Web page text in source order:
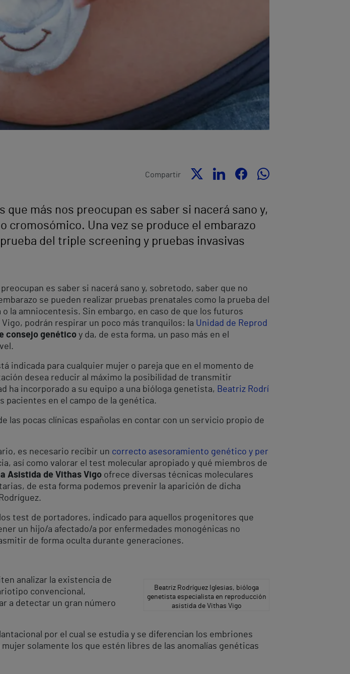
Compartir
que más nos preocupan es saber si nacerá sano y,
cromosómico. Una vez se produce el embarazo
del triple screening y pruebas invasivas
es saber si nacerá sano y, sobretodo, saber que no
se pueden realizar pruebas prenatales como la prueba del
la amniocentesis. Sin embargo, en caso de que los futuros
podrán respirar un poco más tranquilos: la Unidad de Reprod
consejo genético y da, de esta forma, un paso más en el
indicada para cualquier mujer o pareja que en el momento de
desea reducir al máximo la posibilidad de transmitir
ha incorporado a su equipo a una bióloga genetista, Beatriz Rodrí
pacientes en el campo de la genética.
las pocas clínicas españolas en contar con un servicio propio de
es necesario recibir un correcto asesoramiento genético y per
así como valorar el test molecular apropiado y qué miembros de
Asistida de Vithas Vigo ofrece diversas técnicas moleculares
de esta forma podemos prevenir la aparición de dicha
test de portadores, indicado para aquellos progenitores que
un hijo/a afectado/a por enfermedades monogénicas no
de forma oculta durante generaciones.
Beatriz Rodríguez Iglesias, bióloga
genetista especialista en reproducción
asistida de Vithas Vigo
analizar la existencia de
convencional,
a detectar un gran número
por el cual se estudia y se diferencian los embriones
solamente los que estén libres de las anomalías genéticas